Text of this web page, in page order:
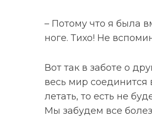
– Потому что я была
ноге. Тихо! Не
Вот так в заботе о
весь мир соединится
летать, то есть не
Мы забудем все